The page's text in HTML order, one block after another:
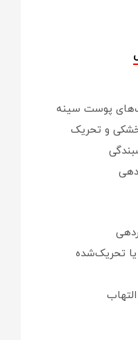
پوست سینه
خشکی و تحریک
تحریک‌شده